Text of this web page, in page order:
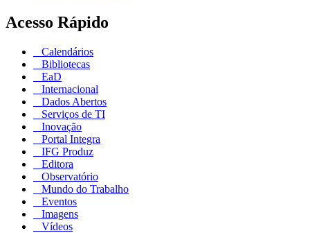
Acesso Rápido
Calendários
Bibliotecas
EaD
Internacional
Dados Abertos
Serviços de TI
Inovação
Portal Integra
IFG Produz
Editora
Observatório
Mundo do Trabalho
Eventos
Imagens
Vídeos